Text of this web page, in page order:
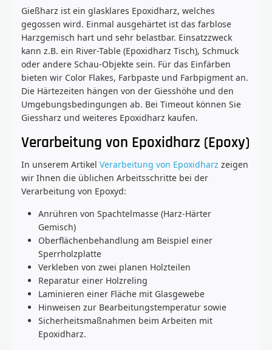
Gießharz ist ein glasklares Epoxidharz, welches
gegossen wird. Einmal ausgehärtet ist das farblose
Harzgemisch hart und sehr belastbar. Einsatzzweck
kann z.B. ein River-Table (Epoxidharz Tisch), Schmuck
oder andere Schau-Objekte sein. Für das Einfärben
bieten wir Color Flakes, Farbpaste und Farbpigment an.
Die Härtezeiten hängen von der Giesshöhe und den
Umgebungsbedingungen ab. Bei Timeout können Sie
Giessharz und weiteres Epoxidharz kaufen.
Verarbeitung von Epoxidharz (Epoxy)
In unserem Artikel Verarbeitung von Epoxidharz zeigen
wir Ihnen die üblichen Arbeitsschritte bei der
Verarbeitung von Epoxyd:
Anrühren von Spachtelmasse (Harz-Härter
Gemisch)
Oberflächenbehandlung am Beispiel einer
Sperrholzplatte
Verkleben von zwei planen Holzteilen
Reparatur einer Holzreling
Laminieren einer Fläche mit Glasgewebe
Hinweisen zur Bearbeitungstemperatur sowie
Sicherheitsmaßnahmen beim Arbeiten mit
Epoxidharz.